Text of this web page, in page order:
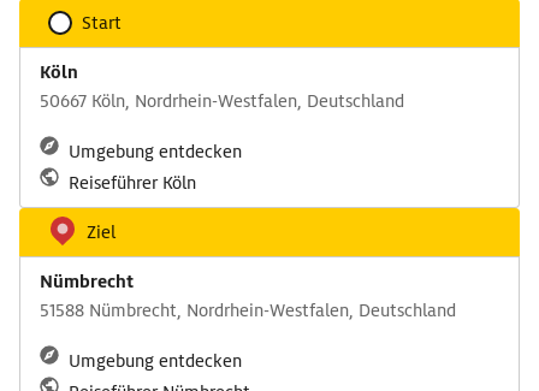
Start
Köln
50667 Köln, Nordrhein-Westfalen, Deutschland
Umgebung entdecken
Reiseführer Köln
Ziel
Nümbrecht
51588 Nümbrecht, Nordrhein-Westfalen, Deutschland
Umgebung entdecken